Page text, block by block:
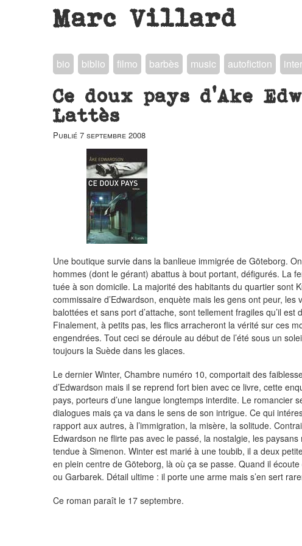
Marc Villard
bio biblio filmo barbès music autofiction
Ce doux pays d’Ake
Lattès
Publié 7 septembre 2008
Une boutique survie dans la banlieue immigrée de Göteborg.
hommes (dont le gérant) abattus à bout portant, défigurés. La
tuée à son domicile. La majorité des habitants du quartier sont
commissaire d’Edwardson, enquète mais les gens ont peur,
balottées et sans port d’attache, sont tellement fragiles qu’il est
Finalement, à petits pas, les flics arracheront la vérité sur ces
engendrées. Tout ceci se déroule au début de l’été sous un
toujours la Suède dans les glaces.
Le dernier Winter, Chambre numéro 10, comportait des
d’Edwardson mais il se reprend fort bien avec ce livre, cette
pays, porteurs d’une langue longtemps interdite. Le romancier
dialogues mais ça va dans le sens de son intrigue. Ce qui
rapport aux autres, à l’immigration, la misère, la solitude.
Edwardson ne flirte pas avec le passé, la nostalgie, les
tendue à Simenon. Winter est marié à une toubib, il a deux
en plein centre de Göteborg, là où ça se passe. Quand il
ou Garbarek. Détail ultime : il porte une arme mais s’en sert
Ce roman paraît le 17 septembre.